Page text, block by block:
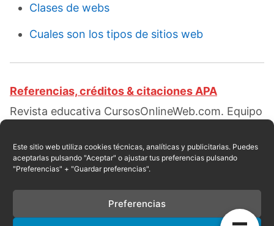
Este sitio web utiliza cookies técnicas, analíticas y publicitarias. Puedes
aceptarlas pulsando "Aceptar" o ajustar tus preferencias pulsando
"Preferencias" + "Guardar preferencias".
Preferencias
Clases de webs
Cuales son los tipos de sitios web
Referencias, créditos & citaciones APA
Revista educativa CursosOnlineWeb.com. Equipo
de una página web. Escrito por:Red educativa.
Obtenido en fecha 08, 2026, desde el sitio web:
https://cursosonlineweb.com/estructura-de-una-
pagina-web.html